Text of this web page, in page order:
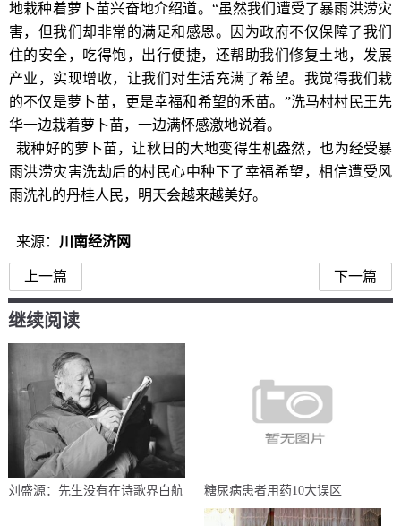
地栽种着萝卜苗兴奋地介绍道。“虽然我们遭受了暴雨洪涝灾
害，但我们却非常的满足和感恩。因为政府不仅保障了我们
住的安全，吃得饱，出行便捷，还帮助我们修复土地，发展
产业，实现增收，让我们对生活充满了希望。我觉得我们栽
的不仅是萝卜苗，更是幸福和希望的禾苗。”洗马村村民王先
华一边栽着萝卜苗，一边满怀感激地说着。
栽种好的萝卜苗，让秋日的大地变得生机盎然，也为经受暴
雨洪涝灾害洗劫后的村民心中种下了幸福希望，相信遭受风
雨洗礼的丹桂人民，明天会越来越美好。
来源： 川南经济网
上一篇 下一篇
继续阅读
刘盛源：先生没有在诗歌界白航 糖尿病患者用药10大误区